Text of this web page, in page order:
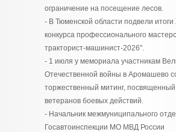
ограничение на посещение лесов.
- В Тюменской области подвели итоги
конкурса профессионального
тракторист-машинист-2026".
- 1 июля у мемориала участникам
Отечественной войны в Аромашево
торжественный митинг,
ветеранов боевых действий.
- Начальник межмуниципального
Госавтоинспекции МО МВД России